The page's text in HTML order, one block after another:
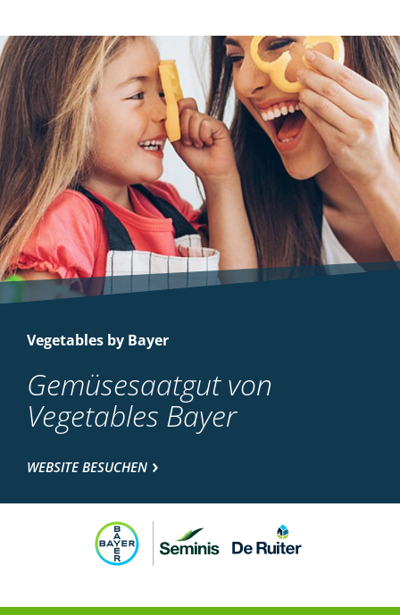
Vegetables by Bayer
Gemüsesaatgut von
Vegetables Bayer
WEBSITE BESUCHEN